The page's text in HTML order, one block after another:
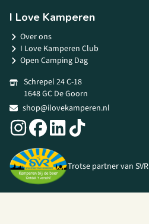
I Love Kamperen
Over ons
I Love Kamperen Club
Open Camping Dag
Schrepel 24 C-18
1648 GC De Goorn
shop@ilovekamperen.nl
Trotse partner van SVR